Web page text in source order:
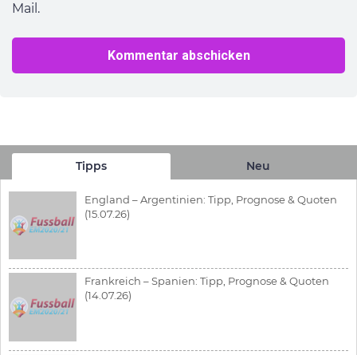
Mail.
Tipps Neu
England – Argentinien: Tipp, Prognose & Quoten
(15.07.26)
Frankreich – Spanien: Tipp, Prognose & Quoten
(14.07.26)